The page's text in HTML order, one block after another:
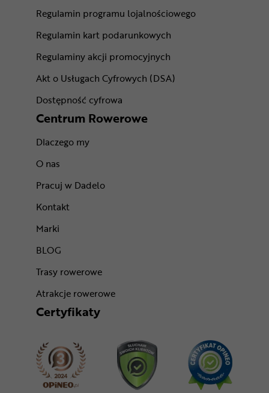
Regulamin programu lojalnościowego
Regulamin kart podarunkowych
Regulaminy akcji promocyjnych
Akt o Usługach Cyfrowych (DSA)
Dostępność cyfrowa
Centrum Rowerowe
Dlaczego my
O nas
Pracuj w Dadelo
Kontakt
Marki
BLOG
Trasy rowerowe
Atrakcje rowerowe
Certyfikaty